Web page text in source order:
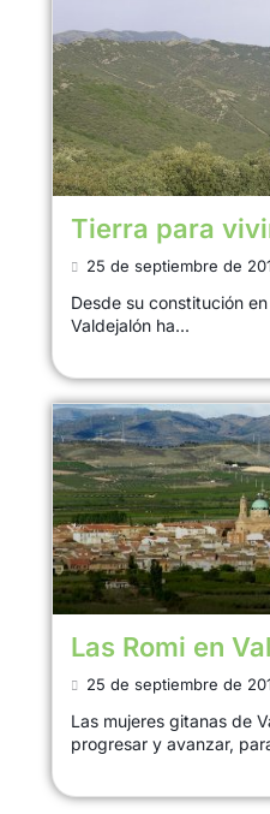
Tierra para
25 de septiembre de
Desde su constitución
Valdejalón ha...
Las Romi en
25 de septiembre de
Las mujeres gitanas de
progresar y avanzar,